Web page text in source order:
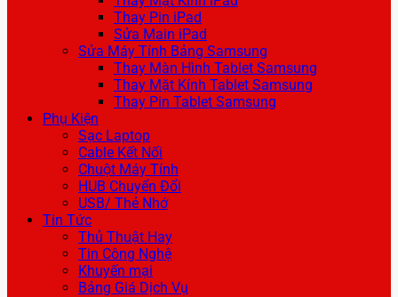
Thay Pin iPad
Sửa Main iPad
Sửa Máy Tính Bảng Samsung
Thay Màn Hình Tablet Samsung
Thay Mặt Kính Tablet Samsung
Thay Pin Tablet Samsung
Phụ Kiện
Sạc Laptop
Cable Kết Nối
Chuột Máy Tính
HUB Chuyển Đổi
USB/ Thẻ Nhớ
Tin Tức
Thủ Thuật Hay
Tin Công Nghệ
Khuyến mại
Bảng Giá Dịch Vụ